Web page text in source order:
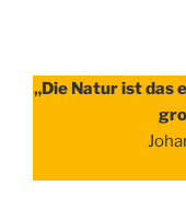
„Die Natur ist das